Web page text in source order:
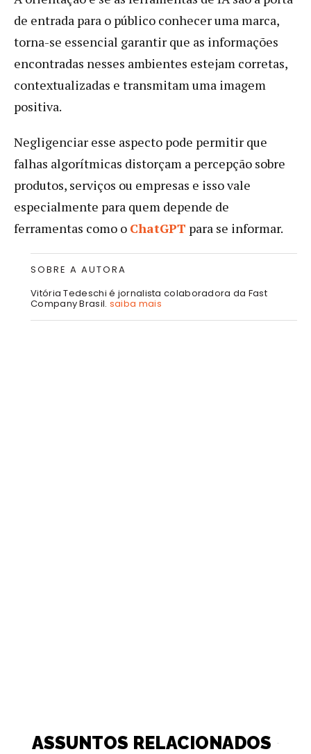
de entrada para o público conhecer uma marca,
torna-se essencial garantir que as informações
encontradas nesses ambientes estejam corretas,
contextualizadas e transmitam uma imagem
positiva.
Negligenciar esse aspecto pode permitir que
falhas algorítmicas distorçam a percepção sobre
produtos, serviços ou empresas e isso vale
especialmente para quem depende de
ferramentas como o ChatGPT para se informar.
SOBRE A AUTORA
Vitória Tedeschi é jornalista colaboradora da Fast
Company Brasil. saiba mais
ASSUNTOS RELACIONADOS